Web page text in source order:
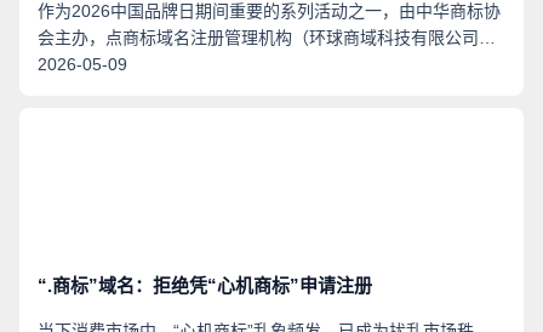
作为2026中国品牌日期间重要的系列活动之一，由中华商标协
会主办，点商标域名注册管理机构（环球商域科技有限公司）
参与协办的“2026品牌日商标品牌发展会议”于5月8日下午在北
2026-05-09
“.商标”域名：拒绝凭“心机商标”申请注册